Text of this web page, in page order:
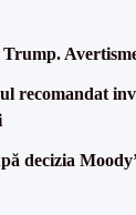
recomandat
decizia